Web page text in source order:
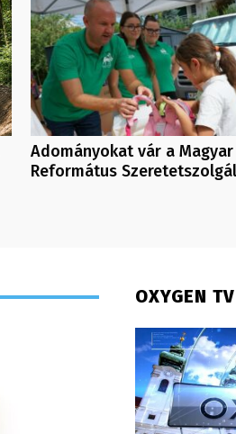
Adományokat vár a Magyar
Református
OXYGEN